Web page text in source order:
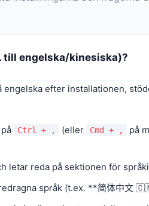
till engelska/kinesiska)?
engelska efter installationen,
Ctrl + , (eller Cmd + ,
på
letar reda på sektionen för
språk (t.ex. **简体中文